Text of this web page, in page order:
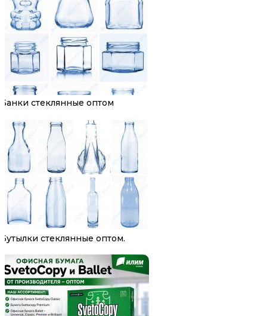
Банки стеклянные оптом
Бутылки стеклянные оптом.